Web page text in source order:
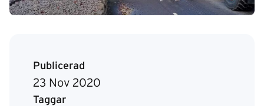
Publicerad
23 Nov 2020
Taggar